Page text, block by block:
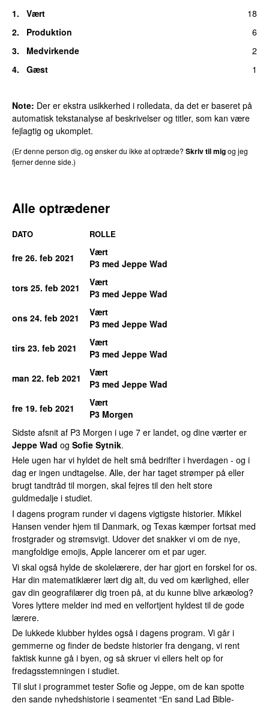
1. Vært
18
2.
Produktion
6
3.
Medvirkende
2
4.
Gæst 1
Note: Der er ekstra usikkerhed i rolledata, da det er baseret på
automatisk tekstanalyse af beskrivelser og titler, som kan være
fejlagtig og ukomplet.
(Er denne person dig, og ønsker du ikke at optræde? Skriv til migog jeg
fjerner denne side.)
Alle optrædener
DATO ROLLE
fre 26. feb 2021
Vært
P3 med Jeppe Wad
tors 25. feb 2021
Vært
P3 med Jeppe Wad
ons 24. feb 2021
Vært
P3 med Jeppe Wad
tirs 23. feb 2021
Vært
P3 med Jeppe Wad
man 22. feb 2021
Vært
P3 med Jeppe Wad
fre 19. feb 2021
Vært
P3 Morgen
Sidste afsnit af P3 Morgen i uge 7 er landet, og dine værter er
Jeppe Wad og Sofie Sytnik.
Hele ugen har vi hyldet de helt små bedrifter i hverdagen - og i
dag er ingen undtagelse. Alle, der har taget strømper på eller
brugt tandtråd til morgen, skal fejres til den helt store
guldmedalje i studiet.
I dagens program runder vi dagens vigtigste historier. Mikkel
Hansen vender hjem til Danmark, og Texas kæmper fortsat med
frostgrader og strømsvigt. Udover det snakker vi om de nye,
mangfoldige emojis, Apple lancerer om et par uger.
Vi skal også hylde de skolelærere, der har gjort en forskel for os.
Har din matematiklærer lært dig alt, du ved om kærlighed, eller
gav din geografilærer dig troen på, at du kunne blive arkæolog?
Vores lyttere melder ind med en velfortjent hyldest til de gode
lærere.
De lukkede klubber hyldes også i dagens program. Vi går i
gemmerne og finder de bedste historier fra dengang, vi rent
faktisk kunne gå i byen, og så skruer vi ellers helt op for
fredagsstemningen i studiet.
Til slut i programmet tester Sofie og Jeppe, om de kan spotte
den sande nyhedshistorie i segmentet “En sand Lad Bible-